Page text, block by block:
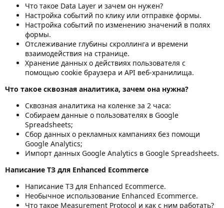
Что такое Data Layer и зачем он нужен?
Настройка событий по клику или отправке формы.
Настройка событий по изменению значений в полях
формы.
Отслеживание глубины скроллинга и времени
взаимодействия на странице.
Хранение данных о действиях пользователя с
помощью cookie браузера и API веб-хранилища.
Что такое сквозная аналитика, зачем она нужна?
Сквозная аналитика на коленке за 2 часа:
Собираем данные о пользователях в Google
Spreadsheets;
Сбор данных о рекламных кампаниях без помощи
Google Analytics;
Импорт данных Google Analytics в Google Spreadsheets.
Написание ТЗ для Enhanced Ecommerce
Написание ТЗ для Enhanced Ecommerce.
Необычное использование Enhanced Ecommerce.
Что такое Measurement Protocol и как с ним работать?